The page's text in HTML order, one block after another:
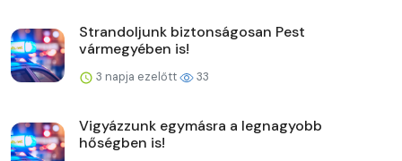
Strandoljunk biztonságosan Pest
vármegyében is!
3 napja ezelőtt 33
Vigyázzunk egymásra a legnagyobb
hőségben is!